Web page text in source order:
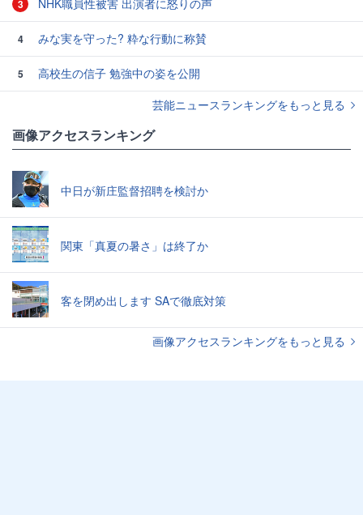
3 NHK職員性被害 出演者に怒りの声
4 みな実を守った? 粋な行動に称賛
5
高校生の信子 勉強中の姿を公開
芸能ニュースランキングをもっと見る
画像アクセスランキング
中日が新庄監督招聘を検討か
関東「真夏の暑さ」は終了か
客を閉め出します SAで徹底対策
画像アクセスランキングをもっと見る